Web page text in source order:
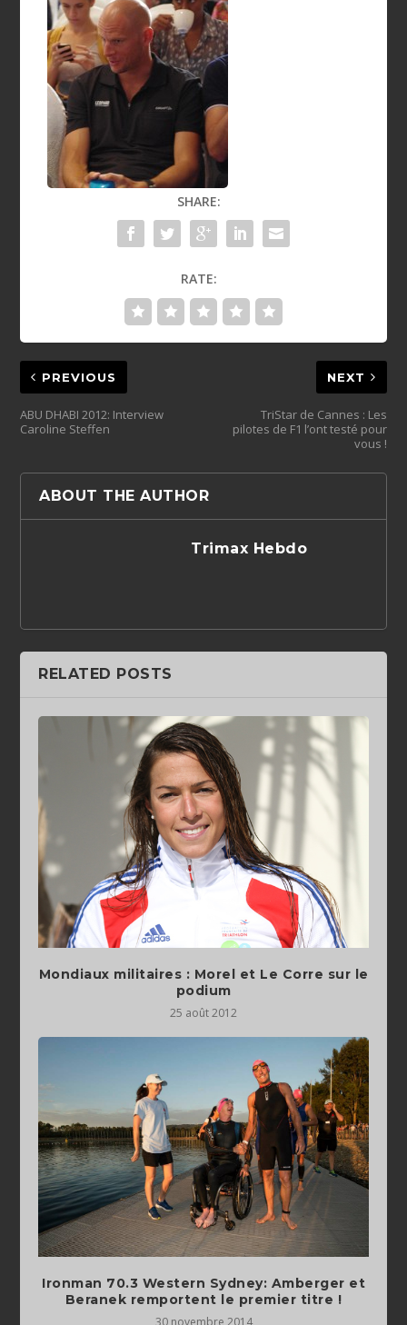
SHARE:
RATE:
PREVIOUS
ABU DHABI 2012: Interview
Caroline Steffen
NEXT
TriStar de Cannes : Les
pilotes de F1 l’ont testé pour
vous !
ABOUT THE AUTHOR
Trimax Hebdo
RELATED POSTS
Mondiaux militaires : Morel et Le Corre sur le
podium
25 août 2012
Ironman 70.3 Western Sydney: Amberger et
Beranek remportent le premier titre !
30 novembre 2014